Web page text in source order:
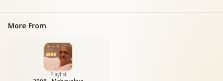
More From
Playlist